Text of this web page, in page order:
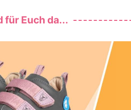
für Euch da...